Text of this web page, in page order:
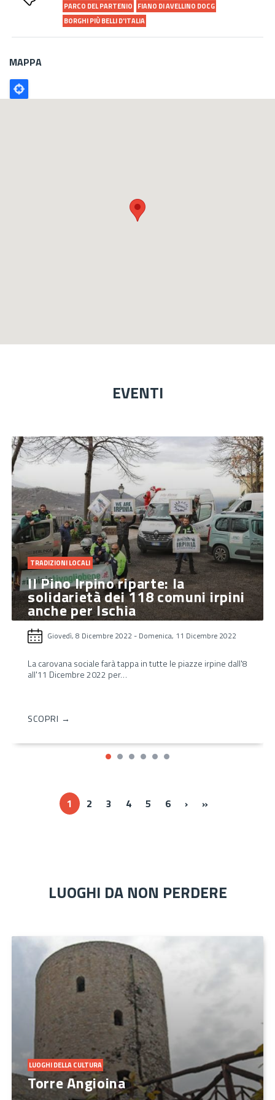
PARCO DEL PARTENIO
FIANO DI AVELLINO DOCG
BORGHI PIÙ BELLI D'ITALIA
MAPPA
Poligono
GEO
EVENTI
TRADIZIONI LOCALI
Il Pino Irpino riparte: la
solidarietà dei 118 comuni irpini
anche per Ischia
Giovedì, 8 Dicembre 2022 - Domenica, 11 Dicembre 2022
La carovana sociale farà tappa in tutte le piazze irpine dall'8
all'11 Dicembre 2022 per…
SCOPRI →
1 2 3 4 5 6 ›Next ›
»
LUOGHI DA NON PERDERE
LUOGHI DELLA CULTURA
Torre Angioina